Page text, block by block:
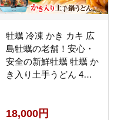
牡蠣 冷凍 かき カキ 広
島牡蠣の老舗！安心・
安全の新鮮牡蠣 牡蠣 か
き入り土手うどん 4個
田島市/株式会社かなわ
18,000円